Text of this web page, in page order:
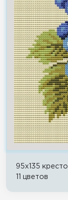
95x135
11 цветов